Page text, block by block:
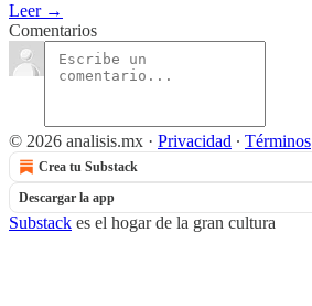
Leer →
Comentarios
© 2026 analisis.mx · Privacidad ∙ Términos
Crea tu Substack
Descargar la app
Substack es el hogar de la gran cultura